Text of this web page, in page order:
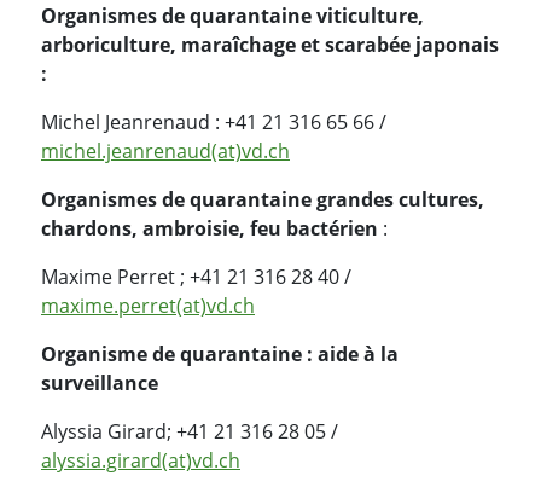
Organismes de quarantaine viticulture,
arboriculture, maraîchage et scarabée japonais
:
Michel Jeanrenaud : +41 21 316 65 66 /
michel.jeanrenaud(at)vd.ch
Organismes de quarantaine grandes cultures,
chardons, ambroisie, feu bactérien :
Maxime Perret ; +41 21 316 28 40 /
maxime.perret(at)vd.ch
Organisme de quarantaine : aide à la
surveillance
Alyssia Girard; +41 21 316 28 05 /
alyssia.girard(at)vd.ch